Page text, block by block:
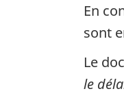
En
sont
Le
le